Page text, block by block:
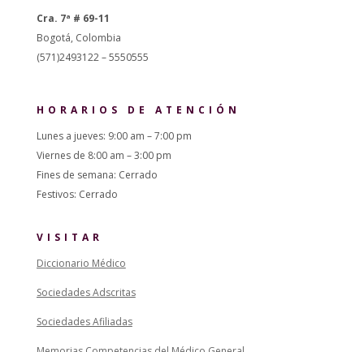
Cra. 7ª # 69-11
Bogotá, Colombia
(571)2493122 – 5550555
HORARIOS DE ATENCIÓN
Lunes a jueves: 9:00 am – 7:00 pm
Viernes de 8:00 am – 3:00 pm
Fines de semana: Cerrado
Festivos: Cerrado
VISITAR
Diccionario Médico
Sociedades Adscritas
Sociedades Afiliadas